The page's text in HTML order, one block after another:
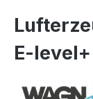
E-level+